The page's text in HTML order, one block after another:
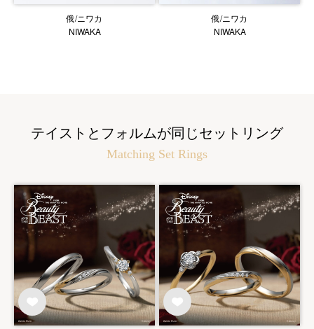
俄/ニワカ
NIWAKA
俄/ニワカ
NIWAKA
テイストとフォルムが同じセットリング
Matching Set Rings